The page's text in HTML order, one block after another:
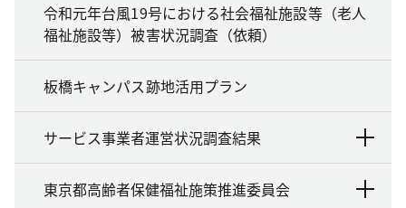
令和元年台風19号における社会福祉施設等（老人
福祉施設等）被害状況調査（依頼）
板橋キャンパス跡地活用プラン
サービス事業者運営状況調査結果
東京都高齢者保健福祉施策推進委員会